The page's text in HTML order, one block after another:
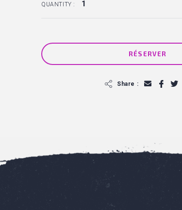
QUANTITY :
RÉSERVER
Share : f